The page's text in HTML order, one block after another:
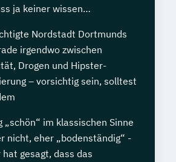
ja keiner wissen…
Nordstadt Dortmunds
irgendwo zwischen
Drogen und Hipster-
– vorsichtig sein, solltest
„schön“ im klassischen Sinne
nicht, eher „bodenständig“ -
gesagt, dass das